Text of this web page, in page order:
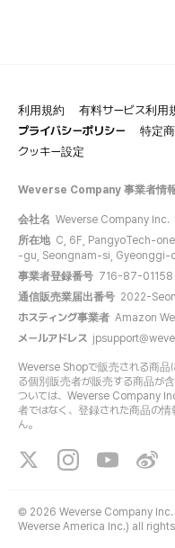
利用規約 有料サービス利用
プライバシーポリシー
特定
クッキー設定
Weverse Company 事業者情
会社名 Weverse Company Inc.
所在地 C, 6F, PangyoTech-
-gu, Seongnam-si, Gyeonggi-
事業者登録番号 716-87-01158
通信販売業届出番号 2022-
ホスティング事業者 Amazon
メールアドレス
Weverse Shopで販売される商品
る個別販売者が販売する商品が
ついては、Weverse Company
者ではなく、登録された商品の
ん。
© 2026 Weverse Company
Weverse America Inc.) all